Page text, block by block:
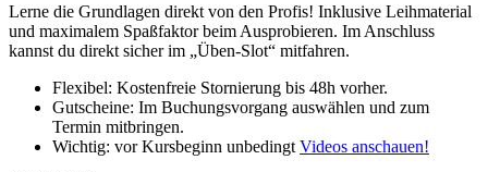
Lerne die Grundlagen direkt von den Profis! Inklusive Leihmaterial
und maximalem Spaßfaktor beim Ausprobieren. Im Anschluss
kannst du direkt sicher im „Üben-Slot“ mitfahren.
Flexibel: Kostenfreie Stornierung bis 48h vorher.
Gutscheine: Im Buchungsvorgang auswählen und zum
Termin mitbringen.
Wichtig: vor Kursbeginn unbedingt Videos anschauen!